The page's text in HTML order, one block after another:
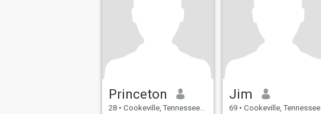
Princeton
28 • Cookeville, Tennessee, สหรัฐอเมริกา
Jim
69 • Cookeville, Tennessee, สหรัฐอเมริกา